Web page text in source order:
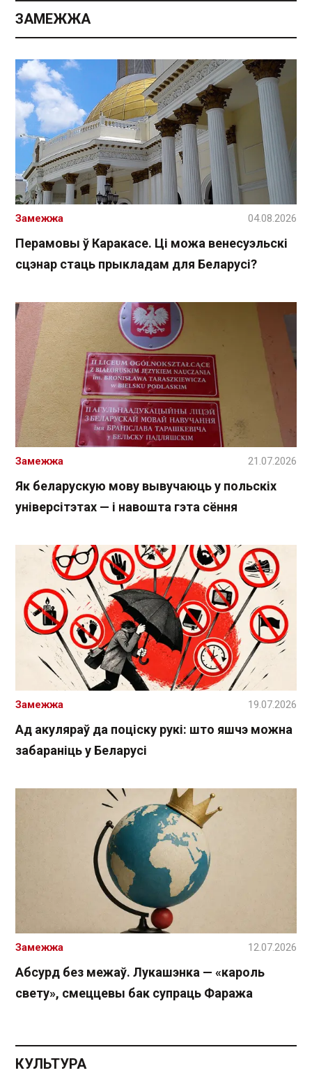
ЗАМЕЖЖА
Перамовы ў Каракасе. Ці можа венесуэльскі
сцэнар стаць прыкладам для Беларусі?
Замежжа 04.08.2026
Як беларускую мову вывучаюць у польскіх
універсітэтах — і навошта гэта сёння
Замежжа 21.07.2026
Ад акуляраў да поціску рукі: што яшчэ можна
забараніць у Беларусі
Замежжа 19.07.2026
Абсурд без межаў. Лукашэнка — «кароль
свету», смеццевы бак супраць Фаража
Замежжа 12.07.2026
КУЛЬТУРА